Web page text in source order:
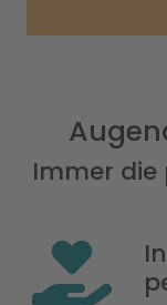
Immer die